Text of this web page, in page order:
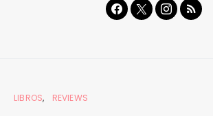
LIBROS REVIEWS